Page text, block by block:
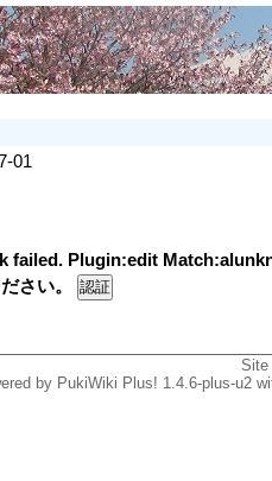
01
failed. Plugin:edit
さい。
by PukiWiki Plus! 1.4.6-plus-u2